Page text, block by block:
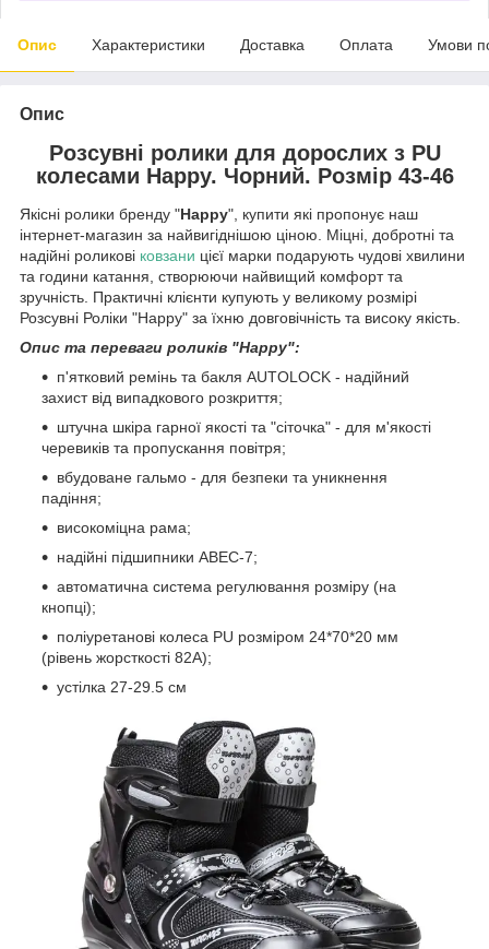
Опис Характеристики Доставка Оплата Умови
Опис
Розсувні ролики для дорослих з PU
колесами Happy. Чорний. Розмір 43-46
Якісні ролики бренду "Happy", купити які пропонує наш
інтернет-магазин за найвигіднішою ціною. Міцні, добротні та
надійні роликові ковзани цієї марки подарують чудові хвилини
та години катання, створюючи найвищий комфорт та
зручність. Практичні клієнти купують у великому розмірі
Розсувні Роліки "Happy" за їхню довговічність та високу якість.
Опис та переваги роликів "Happy":
п'ятковий ремінь та бакля AUTОLOCK - надійний
захист від випадкового розкриття;
штучна шкіра гарної якості та "сіточка" - для м'якості
черевиків та пропускання повітря;
вбудоване гальмо - для безпеки та уникнення
падіння;
високоміцна рама;
надійні підшипники ABEC-7;
автоматична система регулювання розміру (на
кнопці);
поліуретанові колеса PU розміром 24*70*20 мм
(рівень жорсткості 82А);
устілка 27-29.5 см